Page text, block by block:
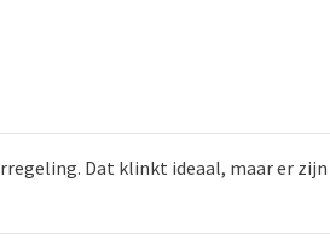
Dat klinkt ideaal, maar er